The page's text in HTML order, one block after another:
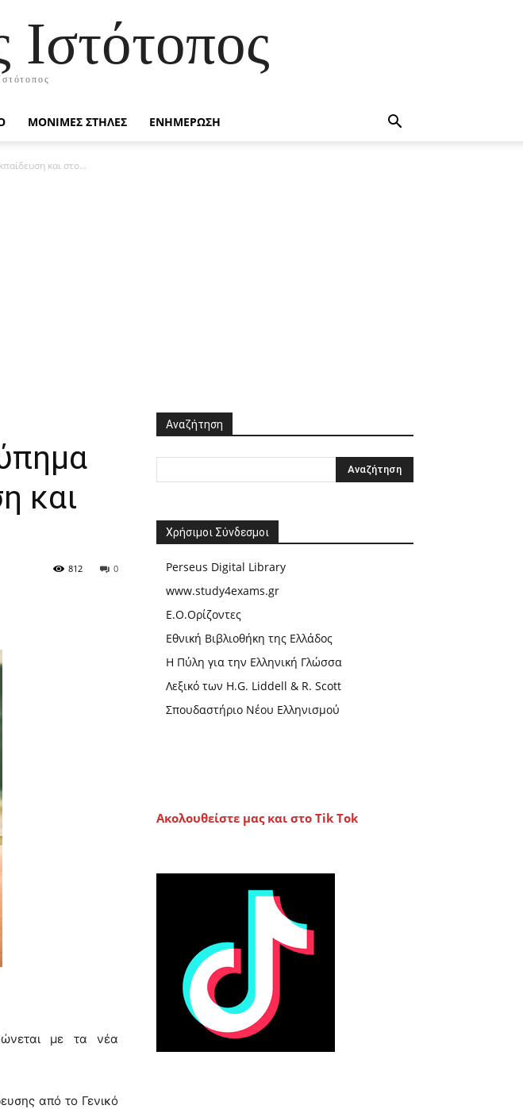
Ιστότοπος
ΜΟΝΙΜΕΣ ΣΤΗΛΕΣ ΕΝΗΜΕΡΩΣΗ
και στο...
και
0
812
με τα νέα
από το Γενικό
Αναζήτηση
Χρήσιμοι Σύνδεσμοι
Perseus Digital Library
www.study4exams.gr
Ε.Ο.Ορίζοντες
Εθνική Βιβλιοθήκη της Ελλάδος
Η Πύλη για την Ελληνική Γλώσσα
Λεξικό των H.G. Liddell & R. Scott
Σπουδαστήριο Νέου Ελληνισμού
Ακολουθείστε μας και στο Tik Tok